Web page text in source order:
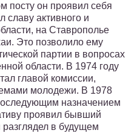
посту он проявил себя
славу активного и
на Ставрополье
Это позволило ему
партии в вопросах
области. В 1974 году
главой комиссии,
молодежи. В 1978
назначением
проявил бывший
в будущем